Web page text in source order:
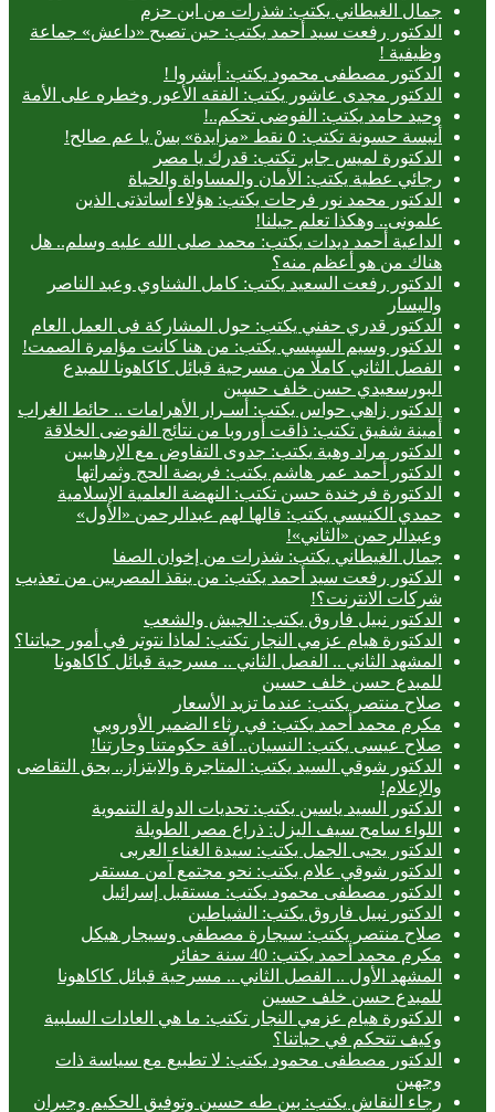
جمال الغيطاني يكتب: شذرات من ابن حزم
الدكتور رفعت سيد أحمد يكتب: حين تصبح «داعش» جماعة
وظيفية !
الدكتور مصطفى محمود يكتب: أبشروا !
الدكتور مجدى عاشور يكتب: الفقه الأعور وخطره على الأمة
وحيد حامد يكتب: الفوضى تحكم..!
أنيسة حسونة تكتب: ٥ نقط «مزايدة» بسْ يا عم صالح!
الدكتورة لميس جابر تكتب: قدرك يا مصر
رجائي عطية يكتب: الأمان والمساواة والحياة
الدكتور محمد نور فرحات يكتب: هؤلاء أساتذتى الذين
علمونى.. وهكذا تعلم جيلنا!
الداعية أحمد ديدات يكتب: محمد صلى الله عليه وسلم.. هل
هناك من هو أعظم منه؟
الدكتور رفعت السعيد يكتب: كامل الشناوي وعبد الناصر
واليسار
الدكتور قدري حفني يكتب: حول المشاركة فى العمل العام
الدكتور وسيم السيسي يكتب: من هنا كانت مؤامرة الصمت!
الفصل الثاني كاملًا من مسرحية قبائل كاكاهونا للمبدع
البورسعيدي حسن خلف حسين
الدكتور زاهي حواس يكتب: أسـرار الأهرامات .. حائط الغراب
أمينة شفيق تكتب: ذاقت أوروبا من نتائج الفوضى الخلاقة
الدكتور مراد وهبة يكتب: جدوى التفاوض مع الإرهابيين
الدكتور أحمد عمر هاشم يكتب: فريضة الحج وثمراتها
الدكتورة فرخندة حسن تكتب: النهضة العلمية الإسلامية
حمدي الكنيسي يكتب: قالها لهم عبدالرحمن «الأول»
وعبدالرحمن «الثاني»!
جمال الغيطاني يكتب: شذرات من إخوان الصفا
الدكتور رفعت سيد أحمد يكتب: من ينقذ المصريين من تعذيب
شركات الانترنت؟!
الدكتور نبيل فاروق يكتب: الجيش والشعب
الدكتورة هيام عزمي النجار تكتب: لماذا نتوتر في أمور حياتنا؟
المشهد الثاني .. الفصل الثاني .. مسرحية قبائل كاكاهونا
للمبدع حسن خلف حسين
صلاح منتصر يكتب: عندما تزيد الأسعار
مكرم محمد أحمد يكتب: في رثاء الضمير الأوروبي
صلاح عيسى يكتب: النسيان.. آفة حكومتنا وحارتنا!
الدكتور شوقي السيد يكتب: المتاجرة والابتزاز.. بحق التقاضى
والإعلام!
الدكتور السيد ياسين يكتب: تحديات الدولة التنموية
اللواء سامح سيف اليزل: ذراع مصر الطويلة
الدكتور يحيى الجمل يكتب: سيدة الغناء العربى
الدكتور شوقي علام يكتب: نحو مجتمع آمن مستقر
الدكتور مصطفى محمود يكتب: مستقبل إسرائيل
الدكتور نبيل فاروق يكتب: الشياطين
صلاح منتصر يكتب: سيجارة مصطفى وسيجار هيكل
مكرم محمد أحمد يكتب: 40 سنة حفائر
المشهد الأول .. الفصل الثاني .. مسرحية قبائل كاكاهونا
للمبدع حسن خلف حسين
الدكتورة هيام عزمي النجار تكتب: ما هي العادات السلبية
وكيف تتحكم في حياتنا؟
الدكتور مصطفى محمود يكتب: لا تطبيع مع سياسة ذات
وجهين
رجاء النقاش يكتب: بين طه حسين وتوفيق الحكيم وجبران